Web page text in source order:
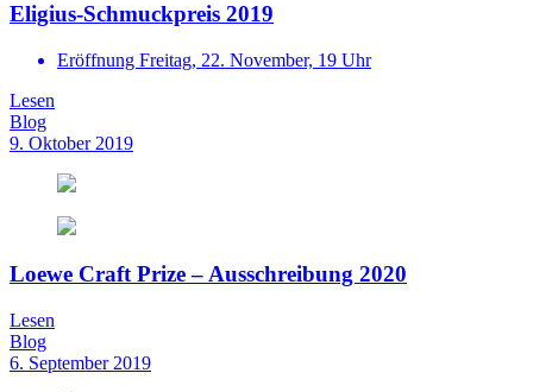
Eligius-Schmuckpreis 2019
Eröffnung Freitag, 22. November, 19 Uhr
Lesen
Blog
9. Oktober 2019
Loewe Craft Prize – Ausschreibung 2020
Lesen
Blog
6. September 2019